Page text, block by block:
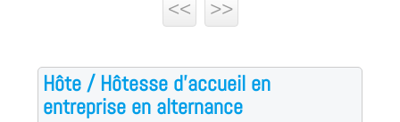
<<
>>
Hôte / Hôtesse d'accueil en
entreprise en alternance